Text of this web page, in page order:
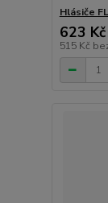
Hlásiče
623 Kč
515 Kč